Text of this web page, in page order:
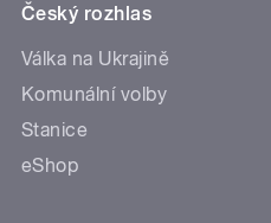
Český rozhlas
Válka na Ukrajině
Komunální volby
Stanice
eShop